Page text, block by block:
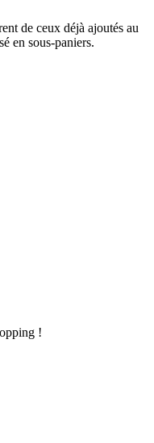
de ceux déjà ajoutés au
en sous-paniers.
!